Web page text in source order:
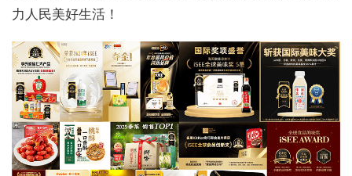
力人民美好生活！